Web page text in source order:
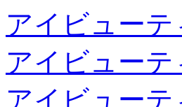
アイビュー
アイビュー
アイビュー